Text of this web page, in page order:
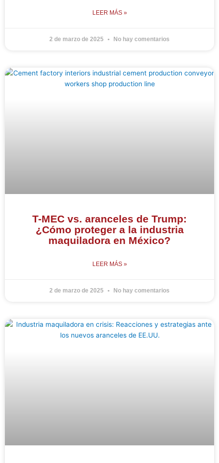
LEER MÁS »
2 de marzo de 2025 No hay comentarios
T-MEC vs. aranceles de Trump:
¿Cómo proteger a la industria
maquiladora en México?
LEER MÁS »
2 de marzo de 2025 No hay comentarios